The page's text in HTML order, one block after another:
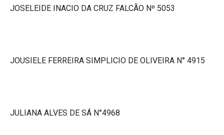
JOSELEIDE INACIO DA CRUZ FALCÃO Nº 5053
JOUSIELE FERREIRA SIMPLICIO DE OLIVEIRA N° 4915
JULIANA ALVES DE SÁ N°4968